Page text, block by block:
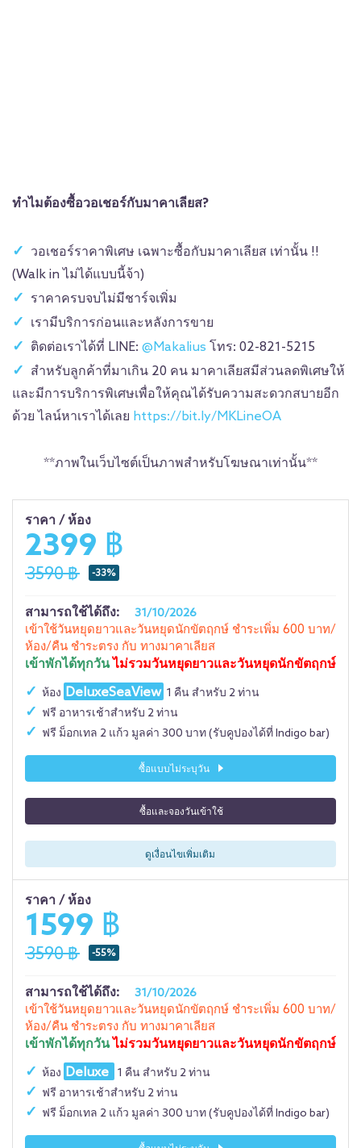
ทำไมต้องซื้อวอเชอร์กับมาคาเลียส?
วอเชอร์ราคาพิเศษ เฉพาะซื้อกับมาคาเลียส เท่านั้น !!
(Walk in ไม่ได้แบบนี้จ้า)
ราคาครบจบไม่มีชาร์จเพิ่ม
เรามีบริการก่อนและหลังการขาย
ติดต่อเราได้ที่ LINE: @Makalius โทร: 02-821-5215
สำหรับลูกค้าที่มาเกิน 20 คน มาคาเลียสมีส่วนลดพิเศษให้
และมีการบริการพิเศษเพื่อให้คุณได้รับความสะดวกสบายอีก
ด้วย ไลน์หาเราได้เลย https://bit.ly/MKLineOA
**ภาพในเว็บไซต์เป็นภาพสำหรับโฆษณาเท่านั้น**
ราคา / ห้อง
2399 ฿
3590 ฿ -33%
สามารถใช้ได้ถึง: 31/10/2026
เข้าใช้วันหยุดยาวและวันหยุดนักขัตฤกษ์ ชำระเพิ่ม 600 บาท/
ห้อง/คืน ชำระตรง กับ ทางมาคาเลียส
เข้าพักได้ทุกวันไม่รวมวันหยุดยาวและวันหยุดนักขัตฤกษ์
ห้อง DeluxeSeaView 1 คืน สำหรับ 2 ท่าน
ฟรี อาหารเช้าสำหรับ 2 ท่าน
ฟรี ม็อกเทล 2 แก้ว มูลค่า 300 บาท (รับคูปองได้ที่ Indigo bar)
ซื้อแบบไม่ระบุวัน
ซื้อและจองวันเข้าใช้
ดูเงื่อนไขเพิ่มเติม
ราคา / ห้อง
1599 ฿
3590 ฿ -55%
สามารถใช้ได้ถึง: 31/10/2026
เข้าใช้วันหยุดยาวและวันหยุดนักขัตฤกษ์ ชำระเพิ่ม 600 บาท/
ห้อง/คืน ชำระตรง กับ ทางมาคาเลียส
เข้าพักได้ทุกวันไม่รวมวันหยุดยาวและวันหยุดนักขัตฤกษ์
ห้อง Deluxe
1 คืน สำหรับ 2 ท่าน
ฟรี อาหารเช้าสำหรับ 2 ท่าน
ฟรี ม็อกเทล 2 แก้ว มูลค่า 300 บาท (รับคูปองได้ที่ Indigo bar)